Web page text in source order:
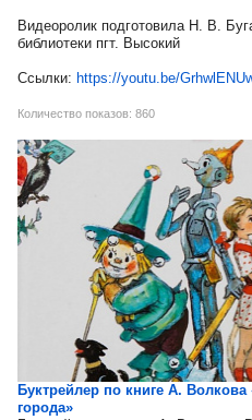
Видеоролик подготовила Н. В.
библиотеки пгт. Высокий
Ссылки: https://youtu.be/
Количество показов: 860
Буктрейлер по книге А.
города»